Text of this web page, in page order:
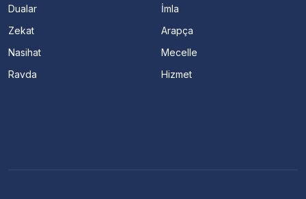
Dualar
Zekat
Nasihat
Ravda
İmla
Arapça
Mecelle
Hizmet